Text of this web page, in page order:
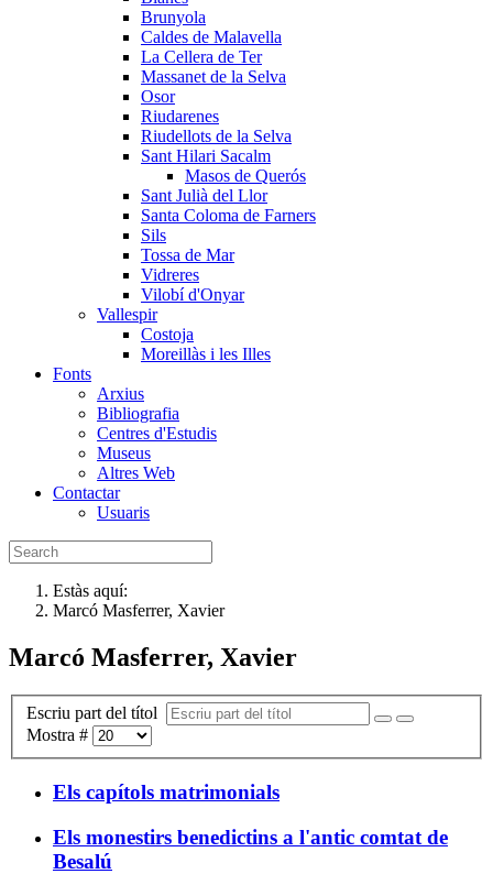
Brunyola
Caldes de Malavella
La Cellera de Ter
Massanet de la Selva
Osor
Riudarenes
Riudellots de la Selva
Sant Hilari Sacalm
Masos de Querós
Sant Julià del Llor
Santa Coloma de Farners
Sils
Tossa de Mar
Vidreres
Vilobí d'Onyar
Vallespir
Costoja
Moreillàs i les Illes
Fonts
Arxius
Bibliografia
Centres d'Estudis
Museus
Altres Web
Contactar
Usuaris
Estàs aquí:
Marcó Masferrer, Xavier
Marcó Masferrer, Xavier
Escriu part del títol
Mostra #
Els capítols matrimonials
Els monestirs benedictins a l'antic comtat de
Besalú